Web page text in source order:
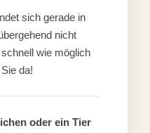
sich gerade in
nicht
wie möglich
da!
oder ein Tier